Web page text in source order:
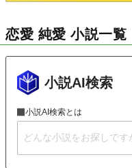
恋愛 純愛 小説一覧
小説AI検索
小説AI検索とは